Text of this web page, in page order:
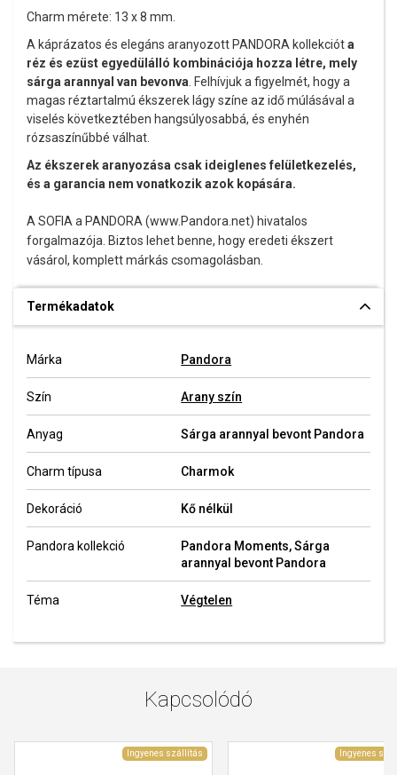
Charm mérete: 13 x 8 mm.
A káprázatos és elegáns aranyozott PANDORA kollekcióta
réz és ezüst egyedülálló kombinációja hozza létre, mely
sárga arannyal van bevonva . Felhívjuk a figyelmét, hogy a
magas réztartalmú ékszerek lágy színe az idő múlásával a
viselés következtében hangsúlyosabbá, és enyhén
rózsaszínűbbé válhat.
Az ékszerek aranyozása csak ideiglenes felületkezelés,
és a garancia nem vonatkozik azok kopására.
A SOFIA a PANDORA (www.Pandora.net) hivatalos
forgalmazója. Biztos lehet benne, hogy eredeti ékszert
vásárol, komplett márkás csomagolásban.
Termékadatok
Márka Pandora
Szín Arany szín
Anyag Sárga arannyal bevont Pandora
Charm típusa Charmok
Dekoráció Kő nélkül
Pandora kollekció
Pandora Moments, Sárga
arannyal bevont Pandora
Téma Végtelen
Kapcsolódó
Ingyenes szállítás Ingyenes